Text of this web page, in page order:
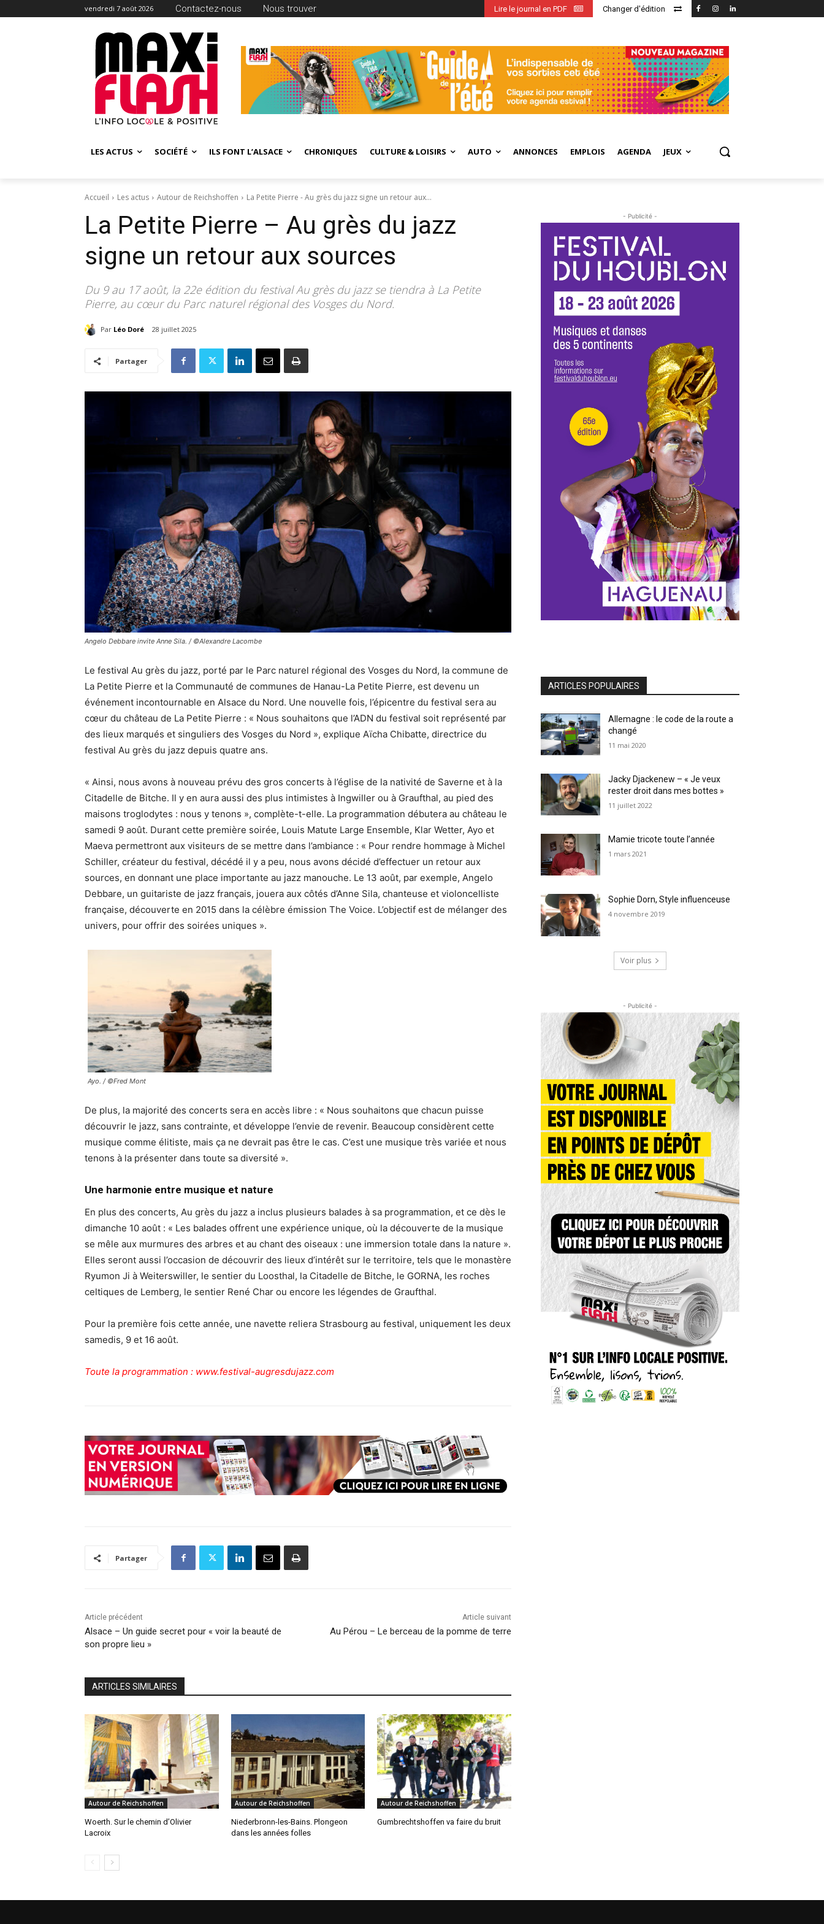
vendredi 7 août 2026 Contactez-nous Nous trouver Changer d'édition
Lire le journal en PDF
LES ACTUS SOCIÉTÉ ILS FONT L’ALSACE CHRONIQUES CULTURE & LOISIRS AUTO ANNONCES EMPLOIS AGENDA JEUX
Accueil Les actus Autour de Reichshoffen La Petite Pierre - Au grès du jazz signe un retour aux...
La Petite Pierre – Au grès du jazz
signe un retour aux sources
Du 9 au 17 août, la 22e édition du festival Au grès du jazz se tiendra à La Petite
Pierre, au cœur du Parc naturel régional des Vosges du Nord.
Par Léo Doré 28 juillet 2025
Partager
Angelo Debbare invite Anne Sila. / ©Alexandre Lacombe
Le festival Au grès du jazz, porté par le Parc naturel régional des Vosges du Nord, la commune de
La Petite Pierre et la Communauté de communes de Hanau-La Petite Pierre, est devenu un
événement incontournable en Alsace du Nord. Une nouvelle fois, l’épicentre du festival sera au
cœur du château de La Petite Pierre : « Nous souhaitons que l’ADN du festival soit représenté par
des lieux marqués et singuliers des Vosges du Nord », explique Aïcha Chibatte, directrice du
festival Au grès du jazz depuis quatre ans.
« Ainsi, nous avons à nouveau prévu des gros concerts à l’église de la nativité de Saverne et à la
Citadelle de Bitche. Il y en aura aussi des plus intimistes à Ingwiller ou à Graufthal, au pied des
maisons troglodytes : nous y tenons », complète-t-elle. La programmation débutera au château le
samedi 9 août. Durant cette première soirée, Louis Matute Large Ensemble, Klar Wetter, Ayo et
Maeva permettront aux visiteurs de se mettre dans l’ambiance : « Pour rendre hommage à Michel
Schiller, créateur du festival, décédé il y a peu, nous avons décidé d’effectuer un retour aux
sources, en donnant une place importante au jazz manouche. Le 13 août, par exemple, Angelo
Debbare, un guitariste de jazz français, jouera aux côtés d’Anne Sila, chanteuse et violoncelliste
française, découverte en 2015 dans la célèbre émission The Voice. L’objectif est de mélanger des
univers, pour offrir des soirées uniques ».
Ayo. / ©Fred Mont
De plus, la majorité des concerts sera en accès libre : « Nous souhaitons que chacun puisse
découvrir le jazz, sans contrainte, et développe l’envie de revenir. Beaucoup considèrent cette
musique comme élitiste, mais ça ne devrait pas être le cas. C’est une musique très variée et nous
tenons à la présenter dans toute sa diversité ».
Une harmonie entre musique et nature
En plus des concerts, Au grès du jazz a inclus plusieurs balades à sa programmation, et ce dès le
dimanche 10 août : « Les balades offrent une expérience unique, où la découverte de la musique
se mêle aux murmures des arbres et au chant des oiseaux : une immersion totale dans la nature ».
Elles seront aussi l’occasion de découvrir des lieux d’intérêt sur le territoire, tels que le monastère
Ryumon Ji à Weiterswiller, le sentier du Loosthal, la Citadelle de Bitche, le GORNA, les roches
celtiques de Lemberg, le sentier René Char ou encore les légendes de Graufthal.
Pour la première fois cette année, une navette reliera Strasbourg au festival, uniquement les deux
samedis, 9 et 16 août.
Toute la programmation : www.festival-augresdujazz.com
Partager
Article précédent
Alsace – Un guide secret pour « voir la beauté de
son propre lieu »
Article suivant
Au Pérou – Le berceau de la pomme de terre
ARTICLES SIMILAIRES
Autour de Reichshoffen
Woerth. Sur le chemin d’Olivier
Lacroix
Autour de Reichshoffen
Niederbronn-les-Bains. Plongeon
dans les années folles
Autour de Reichshoffen
Gumbrechtshoffen va faire du bruit
- Publicité -
ARTICLES POPULAIRES
Allemagne : le code de la route a
changé
11 mai 2020
Jacky Djackenew – « Je veux
rester droit dans mes bottes »
11 juillet 2022
Mamie tricote toute l’année
1 mars 2021
Sophie Dorn, Style influenceuse
4 novembre 2019
Voir plus
- Publicité -